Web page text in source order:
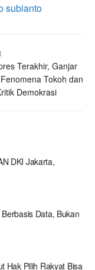
subianto
Terakhir, Ganjar
Tokoh dan
Demokrasi
DKI Jakarta,
Data, Bukan
Hak Pilih Rakyat Bisa